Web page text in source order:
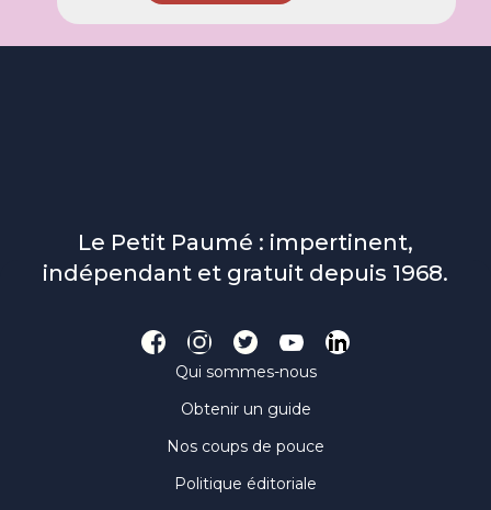
Le Petit Paumé : impertinent,
indépendant et gratuit depuis 1968.
Qui sommes-nous
Obtenir un guide
Nos coups de pouce
Politique éditoriale